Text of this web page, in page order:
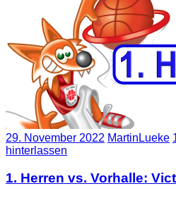
29. November 2022 MartinLueke
hinterlassen
1. Herren vs. Vorhalle: